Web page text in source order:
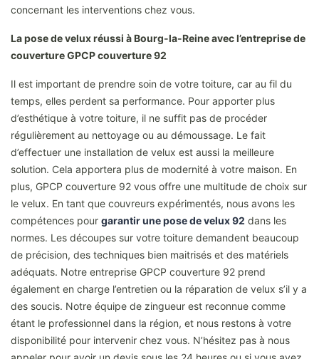
concernant les interventions chez vous.
La pose de velux réussi à Bourg-la-Reine avec l’entreprise de
couverture GPCP couverture 92
Il est important de prendre soin de votre toiture, car au fil du
temps, elles perdent sa performance. Pour apporter plus
d’esthétique à votre toiture, il ne suffit pas de procéder
régulièrement au nettoyage ou au démoussage. Le fait
d’effectuer une installation de velux est aussi la meilleure
solution. Cela apportera plus de modernité à votre maison. En
plus, GPCP couverture 92 vous offre une multitude de choix sur
le velux. En tant que couvreurs expérimentés, nous avons les
compétences pour garantir une pose de velux 92 dans les
normes. Les découpes sur votre toiture demandent beaucoup
de précision, des techniques bien maitrisés et des matériels
adéquats. Notre entreprise GPCP couverture 92 prend
également en charge l’entretien ou la réparation de velux s’il y a
des soucis. Notre équipe de zingueur est reconnue comme
étant le professionnel dans la région, et nous restons à votre
disponibilité pour intervenir chez vous. N’hésitez pas à nous